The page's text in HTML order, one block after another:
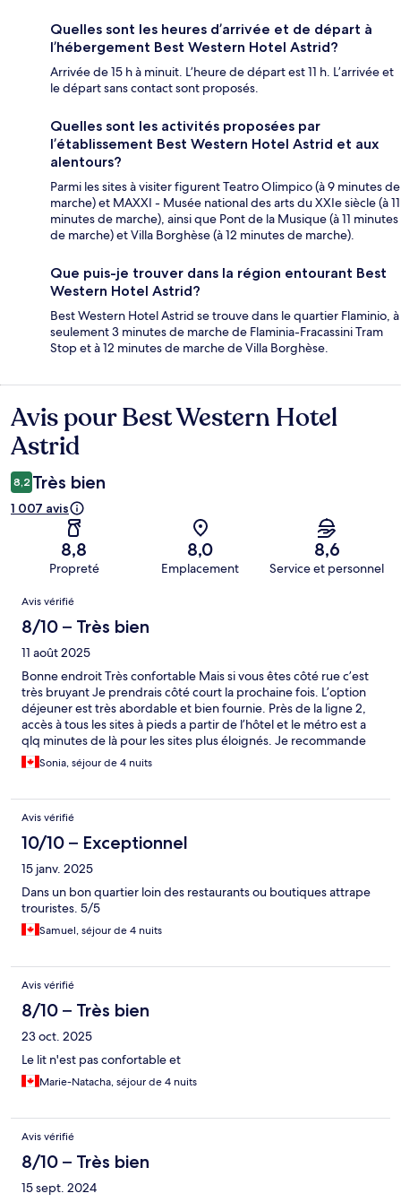
Quelles sont les heures d’arrivée et de départ à
l’hébergement Best Western Hotel Astrid?
Arrivée de 15 h à minuit. L’heure de départ est 11 h. L’arrivée et
le départ sans contact sont proposés.
Quelles sont les activités proposées par
l’établissement Best Western Hotel Astrid et aux
alentours?
Parmi les sites à visiter figurent Teatro Olimpico (à 9 minutes de
marche) et MAXXI - Musée national des arts du XXIe siècle (à 11
minutes de marche), ainsi que Pont de la Musique (à 11 minutes
de marche) et Villa Borghèse (à 12 minutes de marche).
Que puis-je trouver dans la région entourant Best
Western Hotel Astrid?
Best Western Hotel Astrid se trouve dans le quartier Flaminio, à
seulement 3 minutes de marche de Flaminia-Fracassini Tram
Stop et à 12 minutes de marche de Villa Borghèse.
Avis
Avis pour Best Western Hotel
Astrid
8,2 Très bien
1 007 avis
8,8
Propreté
8,0
Emplacement
8,6
Service et personnel
Avis
Avis vérifié
8/10 – Très bien
11 août 2025
Bonne endroit Très confortable Mais si vous êtes côté rue c’est
très bruyant Je prendrais côté court la prochaine fois. L’option
déjeuner est très abordable et bien fournie. Près de la ligne 2,
accès à tous les sites à pieds a partir de l’hôtel et le métro est a
qlq minutes de là pour les sites plus éloignés. Je recommande
Sonia, séjour de 4 nuits
Avis vérifié
10/10 – Exceptionnel
15 janv. 2025
Dans un bon quartier loin des restaurants ou boutiques attrape
trouristes. 5/5
Samuel, séjour de 4 nuits
Avis vérifié
8/10 – Très bien
23 oct. 2025
Le lit n'est pas confortable et
Marie-Natacha, séjour de 4 nuits
Avis vérifié
8/10 – Très bien
15 sept. 2024